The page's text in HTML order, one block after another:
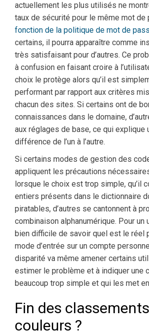
actuellement les plus utilisés ne
taux de sécurité pour le même mot de
fonction de la politique de mot de
certains, il pourra apparaître comme
très satisfaisant pour d’autres. Ce
à confusion en faisant croire à
choix le protège alors qu’il est
performant par rapport aux critères
chacun des sites. Si certains ont de
connaissances dans le domaine,
aux réglages de base, ce qui explique
différence de l’un à l’autre.
Si certains modes de gestion des
appliquent les précautions
lorsque le choix est trop simple, qu’il
entiers présents dans le dictionnaire
piratables, d’autres se cantonnent à
combinaison alphanumérique. Pour un
bien difficile de savoir quel est le réel
mode d’entrée sur un compte
disparité va même amener certains
estimer le problème et à indiquer une
beaucoup trop simple et qui les met
Fin des
couleurs ?